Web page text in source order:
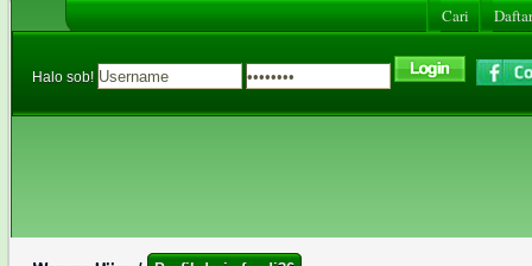
Cari
Halo sob!